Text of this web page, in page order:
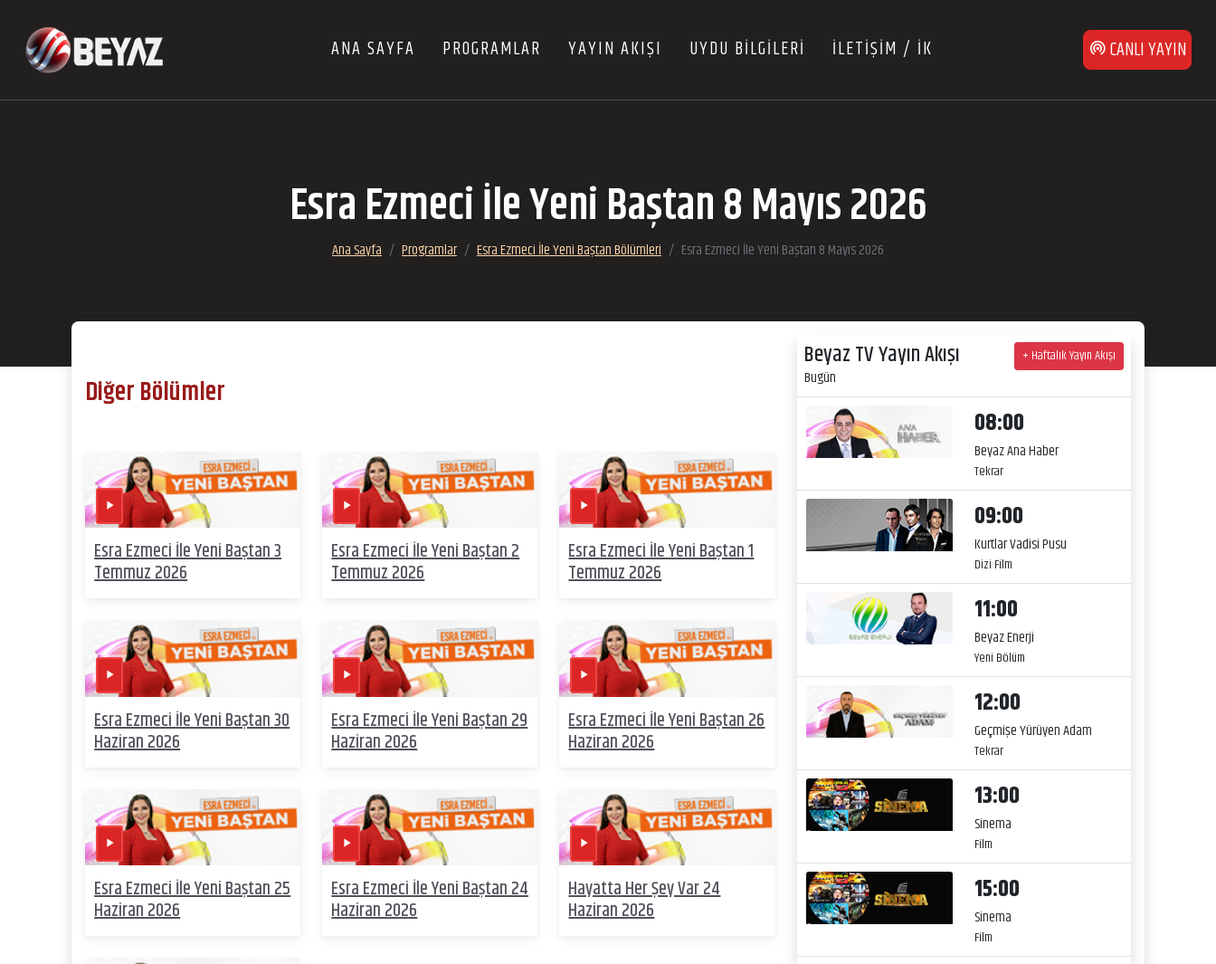
ANA SAYFA PROGRAMLAR YAYIN AKIŞI UYDU BİLGİLERİ İLETİŞİM / İK CANLI YAYIN
Esra Ezmeci İle Yeni Baştan 8 Mayıs 2026
Ana Sayfa Programlar Esra Ezmeci İle Yeni Baştan Bölümleri Esra Ezmeci İle Yeni Baştan 8 Mayıs 2026
Diğer Bölümler
Esra Ezmeci İle Yeni Baştan 3
Temmuz 2026
Esra Ezmeci İle Yeni Baştan 2
Temmuz 2026
Esra Ezmeci İle Yeni Baştan 1
Temmuz 2026
Esra Ezmeci İle Yeni Baştan 30
Haziran 2026
Esra Ezmeci İle Yeni Baştan 29
Haziran 2026
Esra Ezmeci İle Yeni Baştan 26
Haziran 2026
Esra Ezmeci İle Yeni Baştan 25
Haziran 2026
Esra Ezmeci İle Yeni Baştan 24
Haziran 2026
Hayatta Her Şey Var 24
Haziran 2026
Beyaz TV Yayın Akışı
Bugün
+ Haftalık Yayın Akışı
08:00
Beyaz Ana Haber
Tekrar
09:00
Kurtlar Vadisi Pusu
Dizi Film
11:00
Beyaz Enerji
Yeni Bölüm
12:00
Geçmişe Yürüyen Adam
Tekrar
13:00
Sinema
Film
15:00
Sinema
Film